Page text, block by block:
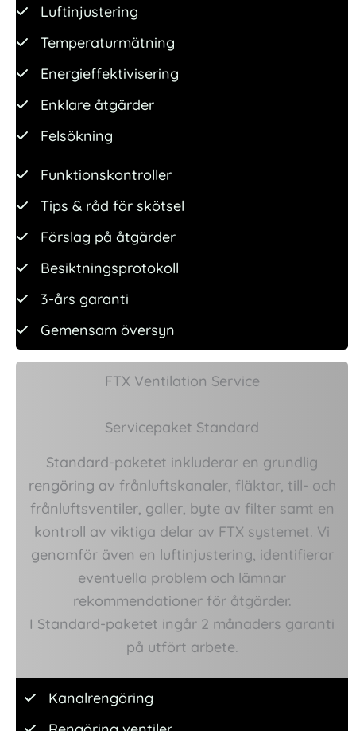
Luftinjustering
Temperaturmätning
Energieffektivisering
Enklare åtgärder
Felsökning
Funktionskontroller
Tips & råd för skötsel
Förslag på åtgärder
Besiktningsprotokoll
3-års garanti
Gemensam översyn
FTX Ventilation Service
Servicepaket Standard
Standard-paketet inkluderar en grundlig
rengöring av frånluftskanaler, fläktar, till- och
frånluftsventiler, galler, byte av filter samt en
kontroll av viktiga delar av FTX systemet. Vi
genomför även en luftinjustering, identifierar
eventuella problem och lämnar
rekommendationer för åtgärder.
I Standard-paketet ingår 2 månaders garanti
på utfört arbete.
Kanalrengöring